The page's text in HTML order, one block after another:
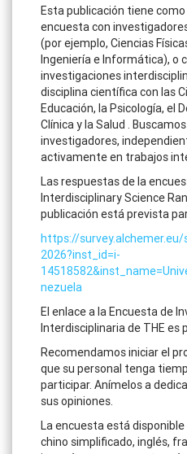
Esta publicación tiene
encuesta con
(por ejemplo, Ciencias
Ingeniería e Informática), o
investigaciones
disciplina científica con las
Educación, la Psicología, el
Clínica y la Salud .
investigadores,
activamente en trabajos
Las respuestas de la
Interdisciplinary Science
publicación está prevista
https://
2026?inst_id=i-
nezuela
El enlace a la Encuesta de
Interdisciplinaria de THE es
Recomendamos iniciar el
que su personal tenga
participar. Anímelos a
sus opiniones.
La encuesta está
chino simplificado, inglés,